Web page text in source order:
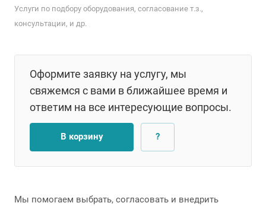
Услуги по подбору оборудования, согласование т.з.,
консультации, и др.
Оформите заявку на услугу, мы
свяжемся с вами в ближайшее время и
ответим на все интересующие вопросы.
В корзину ?
Мы помогаем выбрать, согласовать и внедрить